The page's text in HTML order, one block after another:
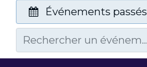
Événements passés